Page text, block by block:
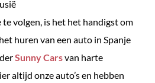
volgen, is het het handigst om
huren van een auto in Spanje
Sunny Carsvan harte
altijd onze auto’s en hebben